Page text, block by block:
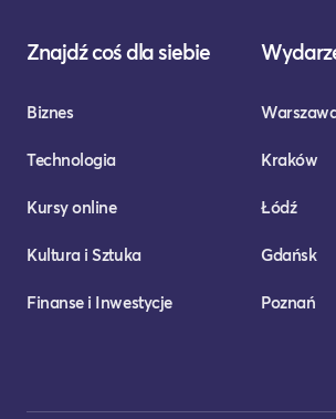
Znajdź coś dla siebie
Biznes
Technologia
Kursy online
Kultura i Sztuka
Finanse i Inwestycje
Kraków
Łódź
Gdańsk
Poznań